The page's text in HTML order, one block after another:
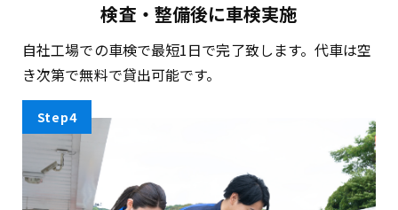
検査・整備後に車検実施
自社工場での車検で最短1日で完了致します。代車は空
き次第で無料で貸出可能です。
Step4